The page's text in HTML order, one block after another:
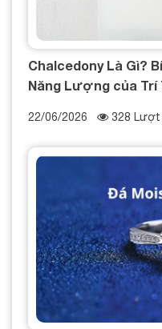
Chalcedony Là Gì?
Năng Lượng của Trí
22/06/2026 328 Lượt